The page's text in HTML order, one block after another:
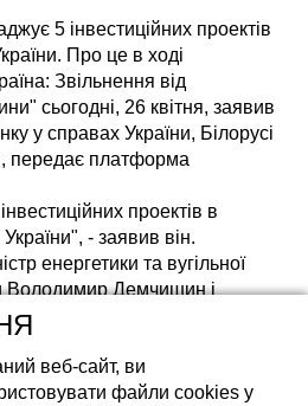
рішення
батареї
5 інвестиційних проектів
Про це в ході
Звільнення від
сьогодні, 26 квітня, заявив
у справах України, Білорусі
передає платформа
проектів в
- заявив він.
енергетики та вугільної
Володимир Демчишин і
у справах Білорусі,
Фан підписали документи
в розмірі 378,4 млн дол.
електроенергії.
веб-сайт, ви
файли cookies у